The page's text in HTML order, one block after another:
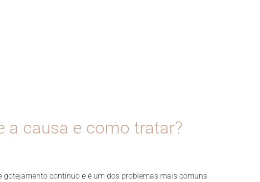
a causa e como tratar?
contínuo e é um dos problemas mais comuns